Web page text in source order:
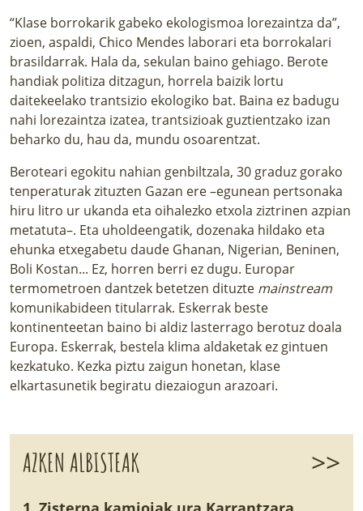
“Klase borrokarik gabeko ekologismoa lorezaintza da”,
zioen, aspaldi, Chico Mendes laborari eta borrokalari
brasildarrak. Hala da, sekulan baino gehiago. Berote
handiak politiza ditzagun, horrela baizik lortu
daitekeelako trantsizio ekologiko bat. Baina ez badugu
nahi lorezaintza izatea, trantsizioak guztientzako izan
beharko du, hau da, mundu osoarentzat.
Beroteari egokitu nahian genbiltzala, 30 graduz gorako
tenperaturak zituzten Gazan ere –egunean pertsonaka
hiru litro ur ukanda eta oihalezko etxola ziztrinen azpian
metatuta–. Eta uholdeengatik, dozenaka hildako eta
ehunka etxegabetu daude Ghanan, Nigerian, Beninen,
Boli Kostan... Ez, horren berri ez dugu. Europar
termometroen dantzek betetzen dituzte mainstream
komunikabideen titularrak. Eskerrak beste
kontinenteetan baino bi aldiz lasterrago berotuz doala
Europa. Eskerrak, bestela klima aldaketak ez gintuen
kezkatuko. Kezka piztu zaigun honetan, klase
elkartasunetik begiratu diezaiogun arazoari.
AZKEN ALBISTEAK >>